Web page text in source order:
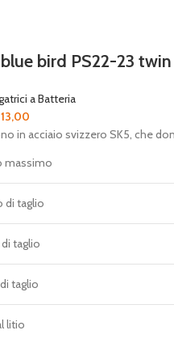
bird PS22-23
a Batteria
prezzo
è:
€ 113,00.
in acciaio svizzero SK5, che
massimo
di taglio
taglio
taglio
litio